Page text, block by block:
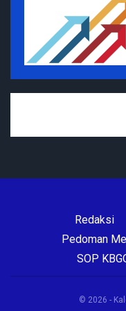
Redaksi
Pedoman
SOP
© 2026 -